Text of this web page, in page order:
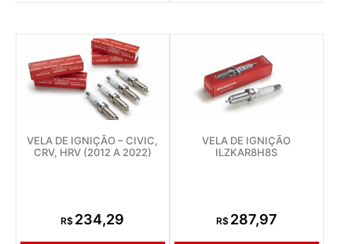
VELA DE IGNIÇÃO – CIVIC,
CRV, HRV (2012 A 2022)
R$ 234,29
VELA DE IGNIÇÃO
ILZKAR8H8S
R$ 287,97